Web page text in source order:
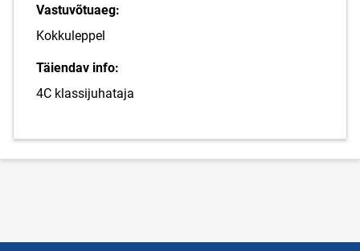
Vastuvõtuaeg:
Kokkuleppel
Täiendav info:
4C klassijuhataja